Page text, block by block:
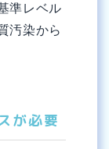
準レベル
汚染から
が必要